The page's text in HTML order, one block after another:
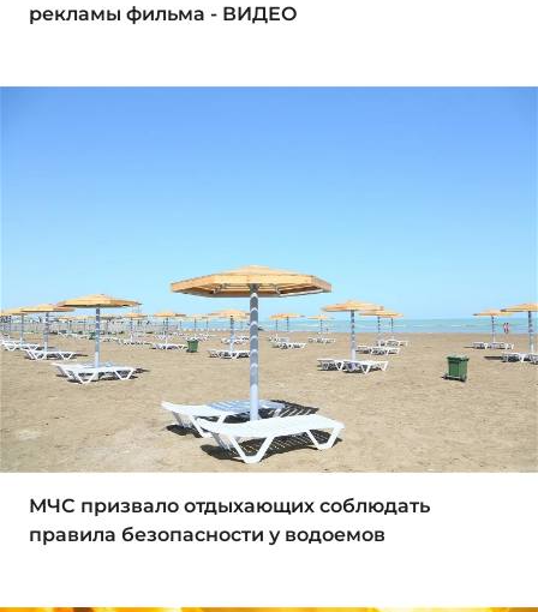
рекламы фильма - ВИДЕО
МЧС призвало отдыхающих соблюдать
правила безопасности у водоемов